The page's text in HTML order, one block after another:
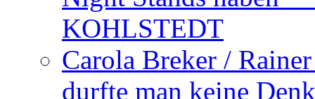
KOHLSTEDT
Carola Breker /
durfte man keine